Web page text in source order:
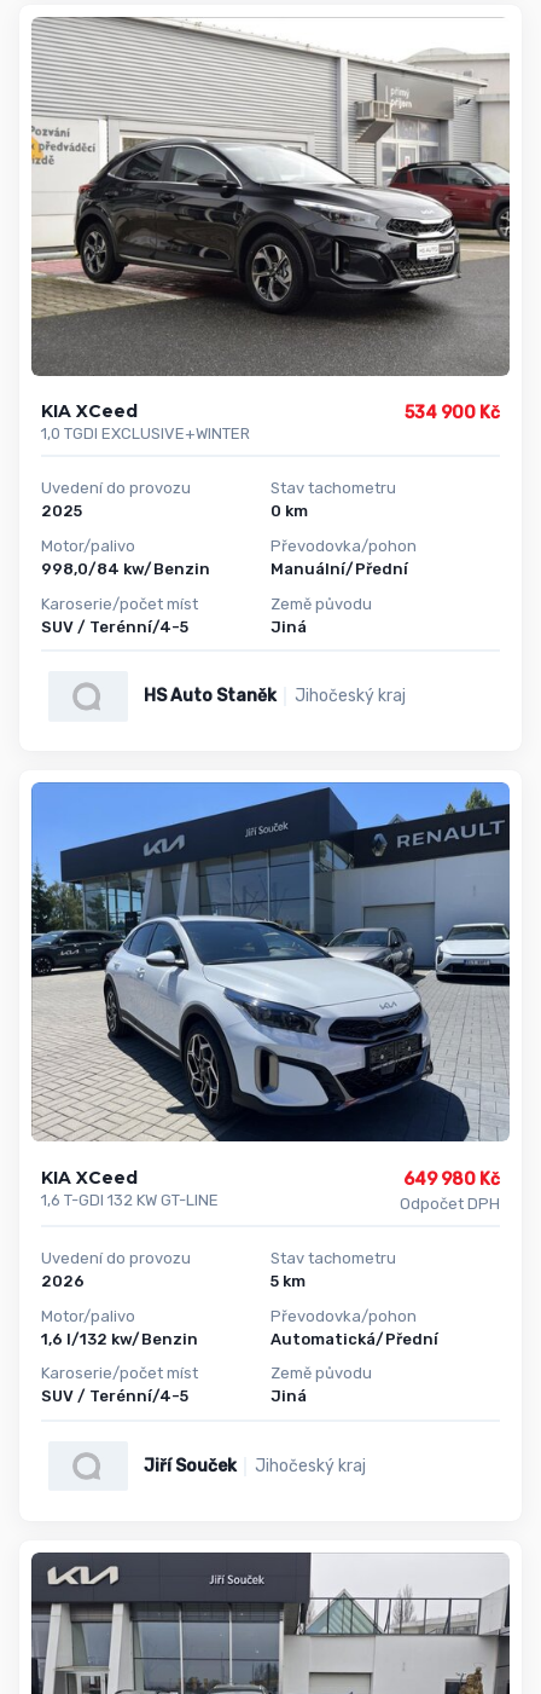
KIA XCeed
1,0 TGDI EXCLUSIVE+WINTER
534 900 Kč
Uvedení do provozu
2025
Motor/palivo
998,0/84 kw/Benzin
Karoserie/počet míst
SUV / Terénní/4-5
Stav tachometru
0 km
Převodovka/pohon
Manuální/Přední
Země původu
Jiná
HS Auto Staněk Jihočeský kraj
KIA XCeed
1,6 T-GDI 132 KW GT-LINE
649 980 Kč
Odpočet DPH
Uvedení do provozu
2026
Motor/palivo
1,6 l/132 kw/Benzin
Karoserie/počet míst
SUV / Terénní/4-5
Stav tachometru
5 km
Převodovka/pohon
Automatická/Přední
Země původu
Jiná
Jiří Souček Jihočeský kraj